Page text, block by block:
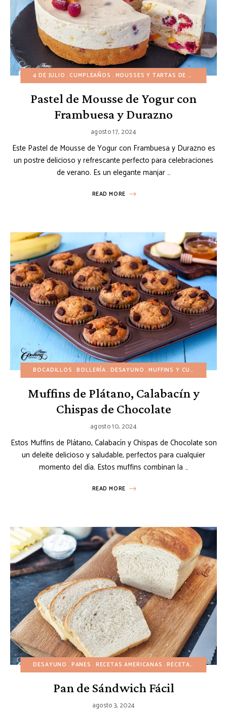
4 DE JULIO CUMPLEAÑOS MOUSSES Y TARTAS DE ESPEJO
Pastel de Mousse de Yogur con
Frambuesa y Durazno
agosto 17, 2024
Este Pastel de Mousse de Yogur con Frambuesa y Durazno es
un postre delicioso y refrescante perfecto para celebraciones
de verano. Es un elegante manjar …
READ MORE
BOCADILLOS BOLLERÍA DESAYUNO MUFFINS Y CUPCAKES
Muffins de Plátano, Calabacín y
Chispas de Chocolate
agosto 10, 2024
Estos Muffins de Plátano, Calabacín y Chispas de Chocolate son
un deleite delicioso y saludable, perfectos para cualquier
momento del día. Estos muffins combinan la …
READ MORE
DESAYUNO PANES RECETAS AMERICANAS RECETAS ECONÓMICAS
Pan de Sándwich Fácil
agosto 3, 2024